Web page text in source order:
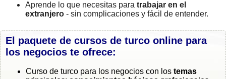
Aprende lo que necesitas para trabajar en el
extranjero - sin complicaciones y fácil de entender.
El paquete de cursos de turco online para
los negocios te ofrece:
Curso de turco para los negocios con los temas